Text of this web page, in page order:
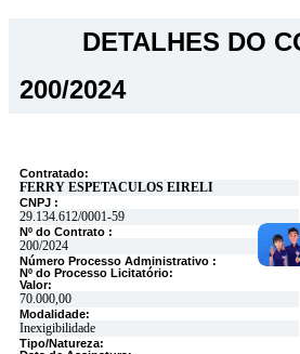
DETALHES DO
200/2024
Contratado:
FERRY ESPETACULOS EIRELI
CNPJ :
29.134.612/0001-59
Nº do Contrato :
200/2024
Número Processo Administrativo :
Nº do Processo Licitatório:
Valor:
70.000,00
Modalidade:
Inexigibilidade
Tipo/Natureza: